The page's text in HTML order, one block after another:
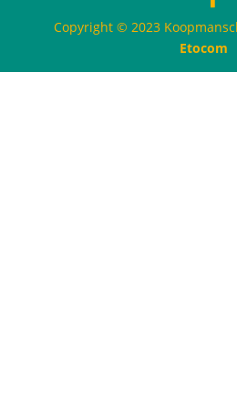
Copyright © 2023
Etocom